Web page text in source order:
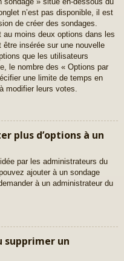
n’est pas disponible, il est
de créer des sondages.
moins deux options dans les
insérée sur une nouvelle
que les utilisateurs
le nombre des « Options par
une limite de temps en
modifier leurs votes.
plus d’options à un
par les administrateurs du
ajouter à un sondage
à un administrateur du
supprimer un